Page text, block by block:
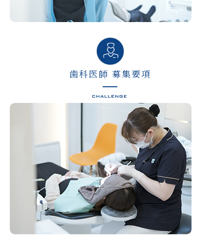
歯科医師 募集要項